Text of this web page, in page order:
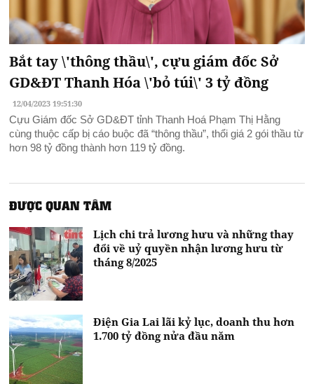
Bắt tay \'thông thầu\', cựu giám đốc Sở
GD&ĐT Thanh Hóa \'bỏ túi\' 3 tỷ đồng
12/04/2023 19:51:30
Cựu Giám đốc Sở GD&ĐT tỉnh Thanh Hoá Phạm Thị Hằng
cùng thuộc cấp bị cáo buộc đã “thông thầu”, thổi giá 2 gói thầu từ
hơn 98 tỷ đồng thành hơn 119 tỷ đồng.
ĐƯỢC QUAN TÂM
Lịch chi trả lương hưu và những thay
đổi về uỷ quyền nhận lương hưu từ
tháng 8/2025
Điện Gia Lai lãi kỷ lục, doanh thu hơn
1.700 tỷ đồng nửa đầu năm